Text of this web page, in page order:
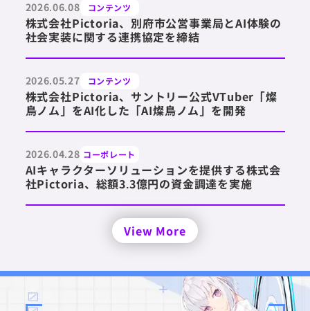
2026.06.08 コンテンツ
株式会社Pictoria、別府市公営事業局とAI体験の
社会実装に関する連携協定を締結
2026.05.27 コンテンツ
株式会社Pictoria、サントリー公式VTuber「燦
鳥ノム」をAI化した「AI燦鳥ノム」を開発
2026.04.28 コーポレート
AIキャラクターソリューションを提供する株式会
社Pictoria、総額3.3億円の資金調達を実施
View More